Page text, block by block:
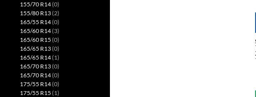
155/70 R14(0)
155/80 R13(2)
165/55 R14(0)
165/60 R14(3)
165/60 R15 (0)
165/65 R13(0)
165/65 R14(1)
165/70 R13(0)
165/70 R14(0)
175/55 R14(0)
175/55 R15 (1)